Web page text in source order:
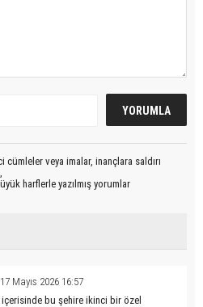
veya imalar, inançlara saldırı
harflerle yazılmış yorumlar
Mayıs 2026 16:57
bu şehire ikinci bir özel